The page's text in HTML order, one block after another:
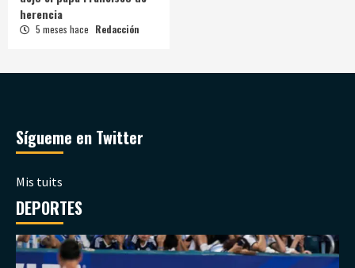
herencia
5 meses hace Redacción
Sígueme en Twitter
Mis tuits
DEPORTES